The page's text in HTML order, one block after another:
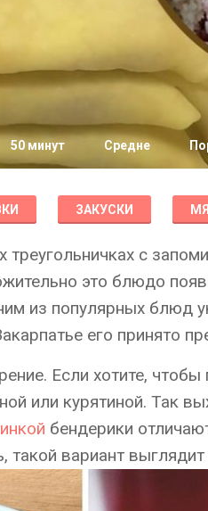
50 минут Средне
ЗАКУСКИ
треугольничках с
это блюдо
из популярных блюд
его принято
Если хотите, чтобы
или курятиной. Так
бендерики
такой вариант